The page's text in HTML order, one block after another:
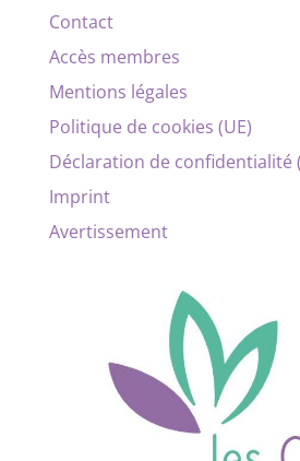
Contact
Accès membres
Mentions légales
Politique de cookies (UE)
Déclaration de confidentialité
Imprint
Avertissement